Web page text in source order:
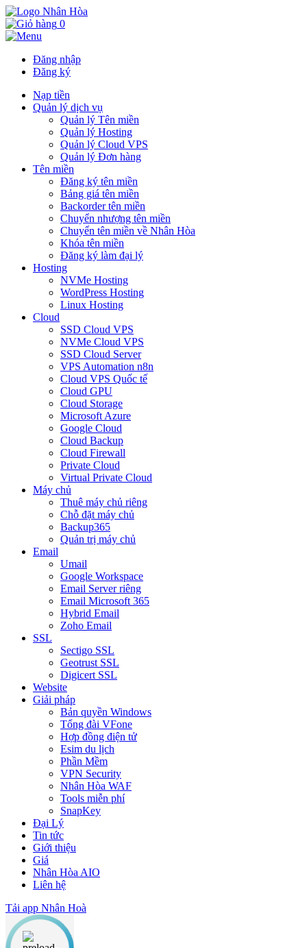
0
Đăng nhập
Đăng ký
Nạp tiền
Quản lý dịch vụ
Quản lý Tên miền
Quản lý Hosting
Quản lý Cloud VPS
Quản lý Đơn hàng
Tên miền
Đăng ký tên miền
Bảng giá tên miền
Backorder tên miền
Chuyển nhượng tên miền
Chuyển tên miền về Nhân Hòa
Khóa tên miền
Đăng ký làm đại lý
Hosting
NVMe Hosting
WordPress Hosting
Linux Hosting
Cloud
SSD Cloud VPS
NVMe Cloud VPS
SSD Cloud Server
VPS Automation n8n
Cloud VPS Quốc tế
Cloud GPU
Cloud Storage
Microsoft Azure
Google Cloud
Cloud Backup
Cloud Firewall
Private Cloud
Virtual Private Cloud
Máy chủ
Thuê máy chủ riêng
Chỗ đặt máy chủ
Backup365
Quản trị máy chủ
Email
Umail
Google Workspace
Email Server riêng
Email Microsoft 365
Hybrid Email
Zoho Email
SSL
Sectigo SSL
Geotrust SSL
Digicert SSL
Website
Giải pháp
Bản quyền Windows
Tổng đài VFone
Hợp đồng điện tử
Esim du lịch
Phần Mềm
VPN Security
Nhân Hòa WAF
Tools miễn phí
SnapKey
Đại Lý
Tin tức
Giới thiệu
Giá
Nhân Hòa AIO
Liên hệ
Tải app Nhân Hoà
Nội dung chính